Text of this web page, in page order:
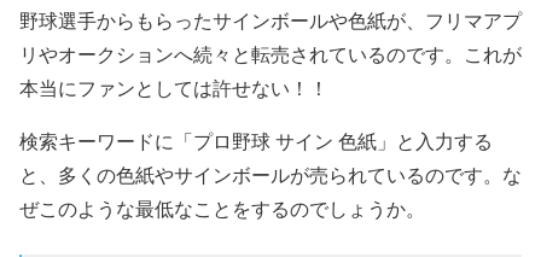
野球選手からもらったサインボールや色紙が、フリマアプ
リやオークションへ続々と転売されているのです。これが
本当にファンとしては許せない！！
検索キーワードに「プロ野球 サイン 色紙」と入力する
と、多くの色紙やサインボールが売られているのです。な
ぜこのような最低なことをするのでしょうか。